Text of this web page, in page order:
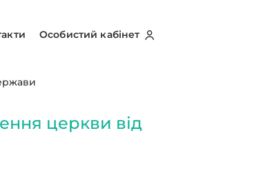
Особистий кабінет
церкви від